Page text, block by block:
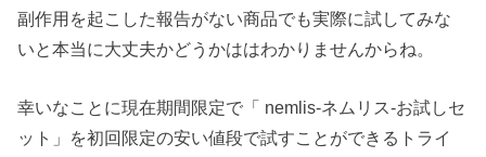
副作用を起こした報告がない商品でも実際に試してみな
いと本当に大丈夫かどうかははわかりませんからね。
幸いなことに現在期間限定で「 nemlis-ネムリス-お試しセ
ット」を初回限定の安い値段で試すことができるトライ